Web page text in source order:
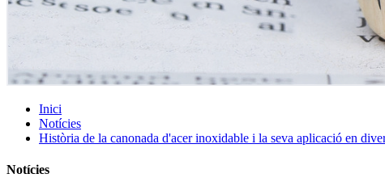
Inici
Notícies
Història de la canonada d'acer inoxidable i la seva aplicació en
Notícies